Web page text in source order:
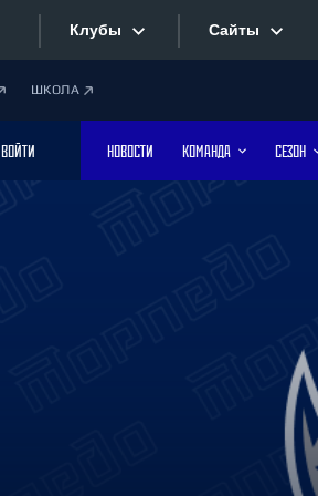
Клубы
Дивизион Боброва
Лада
Сайты
Текстовые
Фотобанк
ШКОЛА
ВОЙТИ НОВОСТИ КОМАНДА СЕЗОН